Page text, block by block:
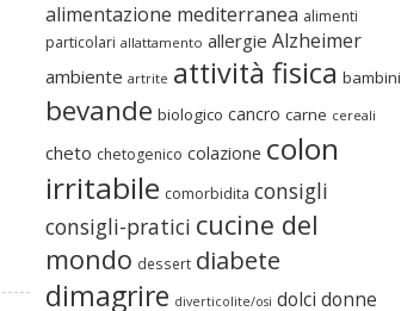
alimentazione mediterranea alimenti
particolari allattamento allergie Alzheimer
ambiente artrite attività fisica bambini
bevande biologico cancro carne cereali
cheto chetogenico colazione colon
irritabile comorbidita consigli
consigli-pratici cucine del
mondo dessert diabete
dimagrire diverticolite/osi dolci donne